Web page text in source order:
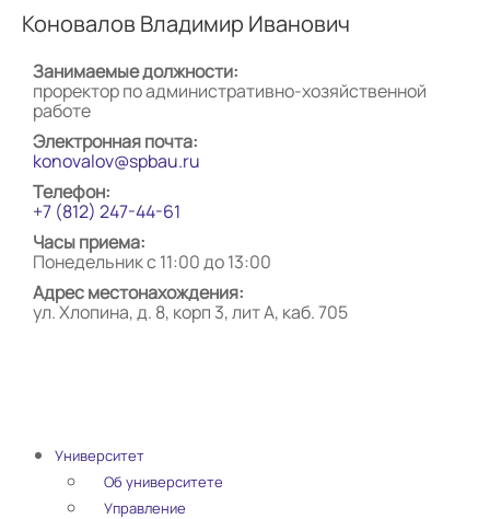
Коновалов Владимир Иванович
Занимаемые должности:
проректор по административно-хозяйственной
работе
Электронная почта:
konovalov@spbau.ru
Телефон:
+7 (812) 247-44-61
Часы приема:
Понедельник с 11:00 до 13:00
Адрес местонахождения:
ул. Хлопина, д. 8, корп 3, лит А, каб. 705
Университет
Об университете
Управление